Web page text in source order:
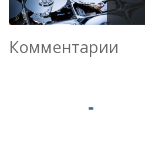
Комментарии